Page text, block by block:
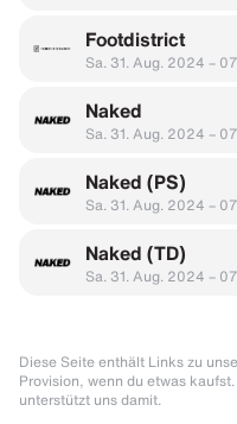
Footdistrict
Sa. 31. Aug. 2024 –
Naked
Sa. 31. Aug. 2024 –
Naked (PS)
Sa. 31. Aug. 2024 –
Naked (TD)
Sa. 31. Aug. 2024 –
Diese Seite enthält Links zu
Provision, wenn du etwas
unterstützt uns damit.